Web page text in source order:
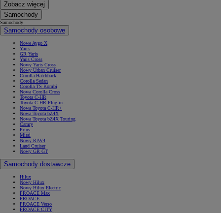
Zobacz więcej
Samochody
Samochody
Samochody osobowe
Nowe Aygo X
Yaris
GR Yaris
Yaris Cross
Nowy Yaris Cross
Nowy Urban Cruiser
Corolla Hatchback
Corolla Sedan
Corolla TS Kombi
Nowa Corolla Cross
Toyota C-HR
Toyota C-HR Plug-in
Nowa Toyota C-HR+
Nowa Toyota bZ4X
Nowa Toyota bZ4X Touring
Camry
Prius
Mirai
Nowy RAV4
Land Cruiser
Nowy GR GT
Samochody dostawcze
Hilux
Nowy Hilux
Nowy Hilux Electric
PROACE Max
PROACE
PROACE Verso
PROACE CITY